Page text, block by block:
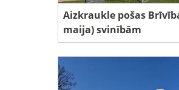
Aizkraukle pošas
maija) svinībām